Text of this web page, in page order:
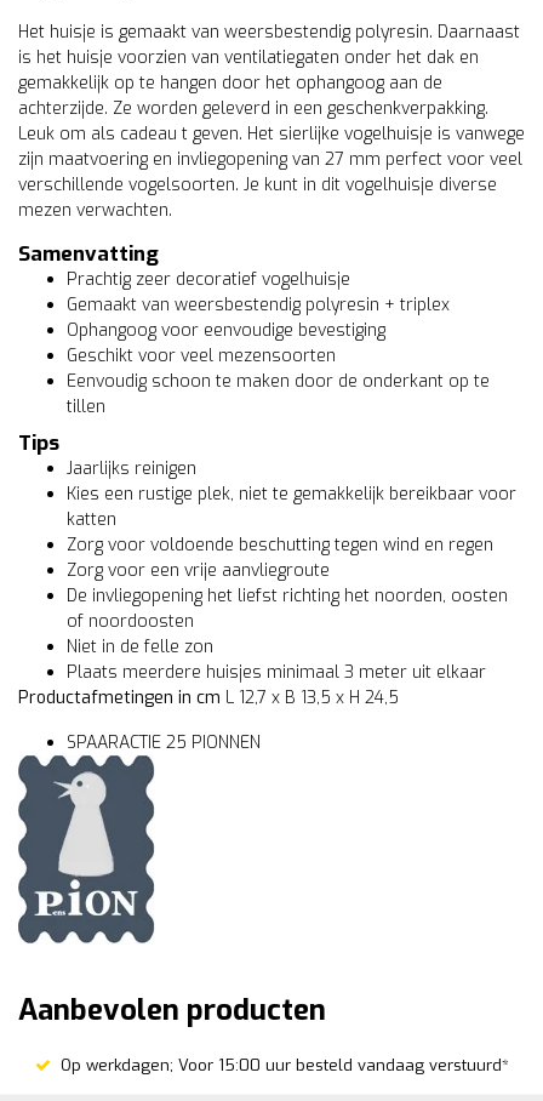
Het huisje is gemaakt van weersbestendig polyresin. Daarnaast
is het huisje voorzien van ventilatiegaten onder het dak en
gemakkelijk op te hangen door het ophangoog aan de
achterzijde. Ze worden geleverd in een geschenkverpakking.
Leuk om als cadeau t geven. Het sierlijke vogelhuisje is vanwege
zijn maatvoering en invliegopening van 27 mm perfect voor veel
verschillende vogelsoorten. Je kunt in dit vogelhuisje diverse
mezen verwachten.
Samenvatting
Prachtig zeer decoratief vogelhuisje
Gemaakt van weersbestendig polyresin + triplex
Ophangoog voor eenvoudige bevestiging
Geschikt voor veel mezensoorten
Eenvoudig schoon te maken door de onderkant op te
tillen
Tips
Jaarlijks reinigen
Kies een rustige plek, niet te gemakkelijk bereikbaar voor
katten
Zorg voor voldoende beschutting tegen wind en regen
Zorg voor een vrije aanvliegroute
De invliegopening het liefst richting het noorden, oosten
of noordoosten
Niet in de felle zon
Plaats meerdere huisjes minimaal 3 meter uit elkaar
Productafmetingen in cm L 12,7 x B 13,5 x H 24,5
SPAARACTIE 25 PIONNEN
Aanbevolen producten
Op werkdagen; Voor 15:00 uur besteld vandaag verstuurd*